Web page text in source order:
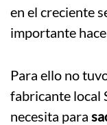
en el creciente
importante
Para ello no
fabricante local
necesita para